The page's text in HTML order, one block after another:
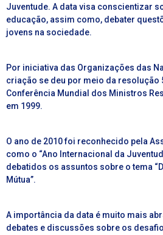
Juventude. A data visa conscientizar
educação, assim como, debater
jovens na sociedade.
Por iniciativa das Organizações das
criação se deu por meio da resolução
Conferência Mundial dos Ministros
em 1999.
O ano de 2010 foi reconhecido pela
como o “Ano Internacional da
debatidos os assuntos sobre o tema
Mútua”.
A importância da data é muito mais
debates e discussões sobre os